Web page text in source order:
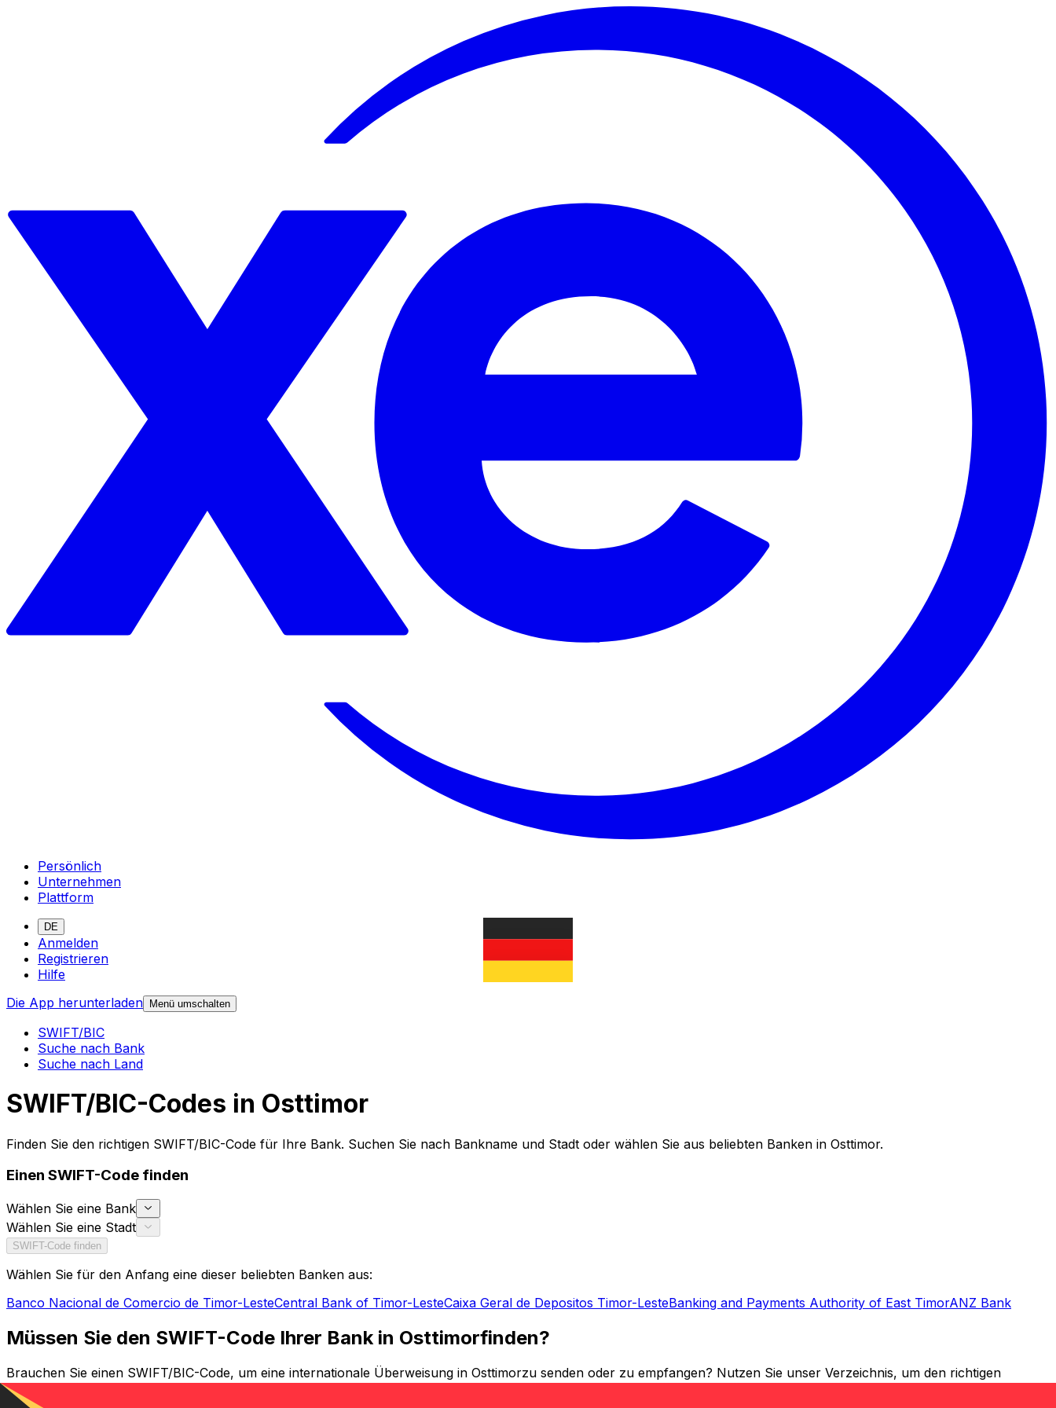
Persönlich
Unternehmen
Plattform
DE
Anmelden
Registrieren
Hilfe
Die App herunterladen Menü umschalten
SWIFT/BIC
Suche nach Bank
Suche nach Land
SWIFT/BIC-Codes in Osttimor
Finden Sie den richtigen SWIFT/BIC-Code für Ihre Bank. Suchen Sie nach Bankname und Stadt oder wählen Sie aus beliebten Banken in Osttimor.
Einen SWIFT-Code finden
Wählen Sie eine Bank
Wählen Sie eine Stadt
SWIFT-Code finden
Wählen Sie für den Anfang eine dieser beliebten Banken aus:
Banco Nacional de Comercio de Timor-LesteCentral Bank of Timor-LesteCaixa Geral de Depositos Timor-LesteBanking and Payments Authority of East TimorANZ Bank
Müssen Sie den SWIFT-Code Ihrer Bank in Osttimorfinden?
Brauchen Sie einen SWIFT/BIC-Code, um eine internationale Überweisung in Osttimorzu senden oder zu empfangen? Nutzen Sie unser Verzeichnis, um den richtigen
SWIFT-Code für Ihre Bank und Ihre jeweilige Filiale zu finden. Egal, ob Sie Geld an die Osttimor überweisen oder Geld ins Ausland senden – der richtige SWIFT-Code ist für
zuverlässige Überweisungen unerlässlich.